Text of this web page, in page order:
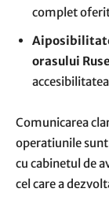
complet
orasului Ruse
Comunicarea
operatiunile
cu cabinetul de
cel care a